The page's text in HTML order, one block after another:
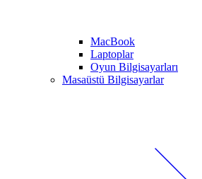
MacBook
Laptoplar
Oyun Bilgisayarları
Masaüstü Bilgisayarlar